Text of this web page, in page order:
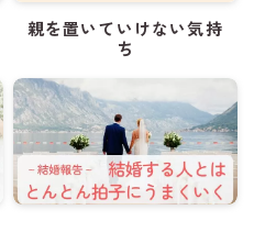
親を置いていけない気持
ち